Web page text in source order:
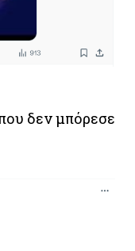
δεν μπόρεσε